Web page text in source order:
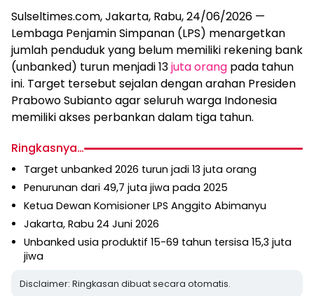
Sulseltimes.com, Jakarta, Rabu, 24/06/2026 —
Lembaga Penjamin Simpanan (LPS) menargetkan
jumlah penduduk yang belum memiliki rekening bank
(unbanked) turun menjadi 13juta orang pada tahun
ini. Target tersebut sejalan dengan arahan Presiden
Prabowo Subianto agar seluruh warga Indonesia
memiliki akses perbankan dalam tiga tahun.
Ringkasnya…
Target unbanked 2026 turun jadi 13 juta orang
Penurunan dari 49,7 juta jiwa pada 2025
Ketua Dewan Komisioner LPS Anggito Abimanyu
Jakarta, Rabu 24 Juni 2026
Unbanked usia produktif 15-69 tahun tersisa 15,3 juta
jiwa
Disclaimer: Ringkasan dibuat secara otomatis.